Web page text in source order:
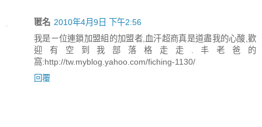
匿名 2010年4月9日 下午2:56
我是ㄧ位連鎖加盟組的加盟者,血汗超商真是道盡我的心酸,歡
迎有空到我部落格走走.丰老爸的
窩:http://tw.myblog.yahoo.com/fiching-1130/
回覆